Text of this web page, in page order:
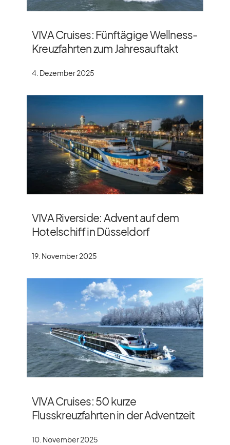
VIVA Cruises: Fünftägige Wellness-
Kreuzfahrten zum Jahresauftakt
4. Dezember 2025
VIVA Riverside: Advent auf dem
Hotelschiff in Düsseldorf
19. November 2025
VIVA Cruises: 50 kurze
Flusskreuzfahrten in der Adventzeit
10. November 2025